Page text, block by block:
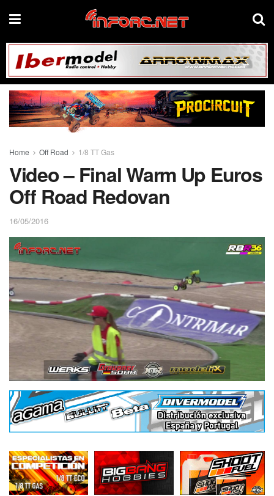
Home Off Road 1/8 TT Gas
Video – Final Warm Up Euros
Off Road Redovan
16/05/2016